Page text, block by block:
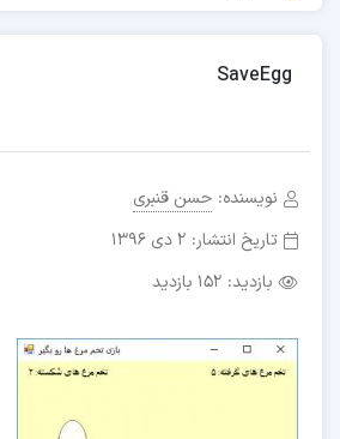
SaveEgg
نویسنده: حسن قنبری
تاریخ انتشار: 2 دی 1396
بازدید: 152 بازدید